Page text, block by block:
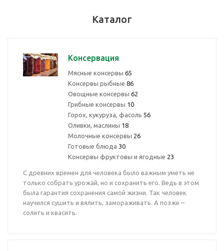
Каталог
Консервация
Мясные консервы 65
Консервы рыбные 86
Овощные консервы 62
Грибные консервы 10
Горох, кукуруза, фасоль 56
Оливки, маслины 18
Молочные консервы 26
Готовые блюда 30
Консервы фруктовы и ягодные 23
С древних времен для человека было важным уметь не
только собрать урожай, но и сохранить его. Ведь в этом
была гарантия сохранения самой жизни. Так человек
научился сушить и вялить, замораживать. А позже –
солить и квасить.